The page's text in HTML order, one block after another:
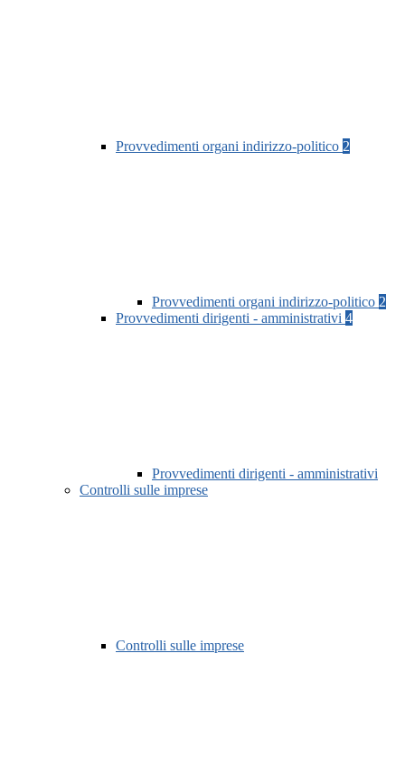
Provvedimenti organi indirizzo-politico 2
Provvedimenti organi indirizzo-politico 2
Provvedimenti dirigenti - amministrativi 4
Provvedimenti dirigenti - amministrativi
Controlli sulle imprese
Controlli sulle imprese